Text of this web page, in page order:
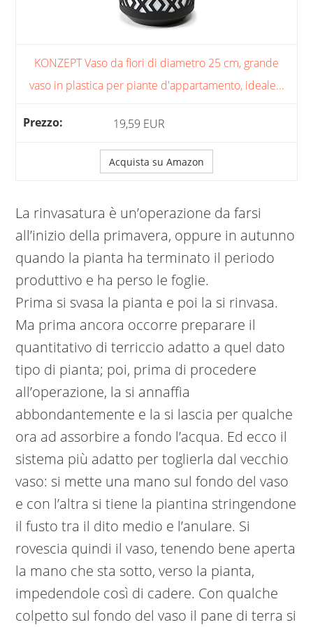
KONZEPT Vaso da fiori di diametro 25 cm, grande
vaso in plastica per piante d'appartamento, ideale...
19,59 EUR
Acquista su Amazon
La rinvasatura è un’operazione da farsi
all’inizio della primavera, oppure in autunno
quando la pianta ha terminato il periodo
produttivo e ha perso le foglie.
Prima si svasa la pianta e poi la si rinvasa.
Ma prima ancora occorre preparare il
quantitativo di terriccio adatto a quel dato
tipo di pianta; poi, prima di procedere
all’operazione, la si annaffia
abbondantemente e la si lascia per qualche
ora ad assorbire a fondo l’acqua. Ed ecco il
sistema più adatto per toglierla dal vecchio
vaso: si mette una mano sul fondo del vaso
e con l’altra si tiene la piantina stringendone
il fusto tra il dito medio e l’anulare. Si
rovescia quindi il vaso, tenendo bene aperta
la mano che sta sotto, verso la pianta,
impedendole così di cadere. Con qualche
colpetto sul fondo del vaso il pane di terra si